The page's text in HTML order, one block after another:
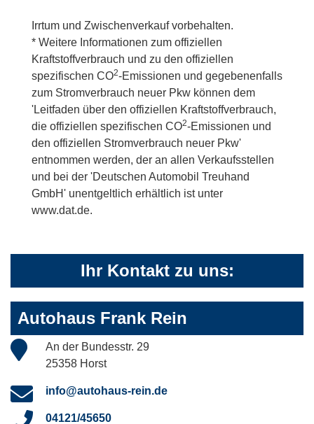
Irrtum und Zwischenverkauf vorbehalten.
* Weitere Informationen zum offiziellen
Kraftstoffverbrauch und zu den offiziellen
spezifischen CO2-Emissionen und gegebenenfalls
zum Stromverbrauch neuer Pkw können dem
'Leitfaden über den offiziellen Kraftstoffverbrauch,
die offiziellen spezifischen CO2-Emissionen und
den offiziellen Stromverbrauch neuer Pkw'
entnommen werden, der an allen Verkaufsstellen
und bei der 'Deutschen Automobil Treuhand
GmbH' unentgeltlich erhältlich ist unter
www.dat.de.
Ihr Kontakt zu uns:
Autohaus Frank Rein
An der Bundesstr. 29
25358 Horst
info@autohaus-rein.de
04121/45650